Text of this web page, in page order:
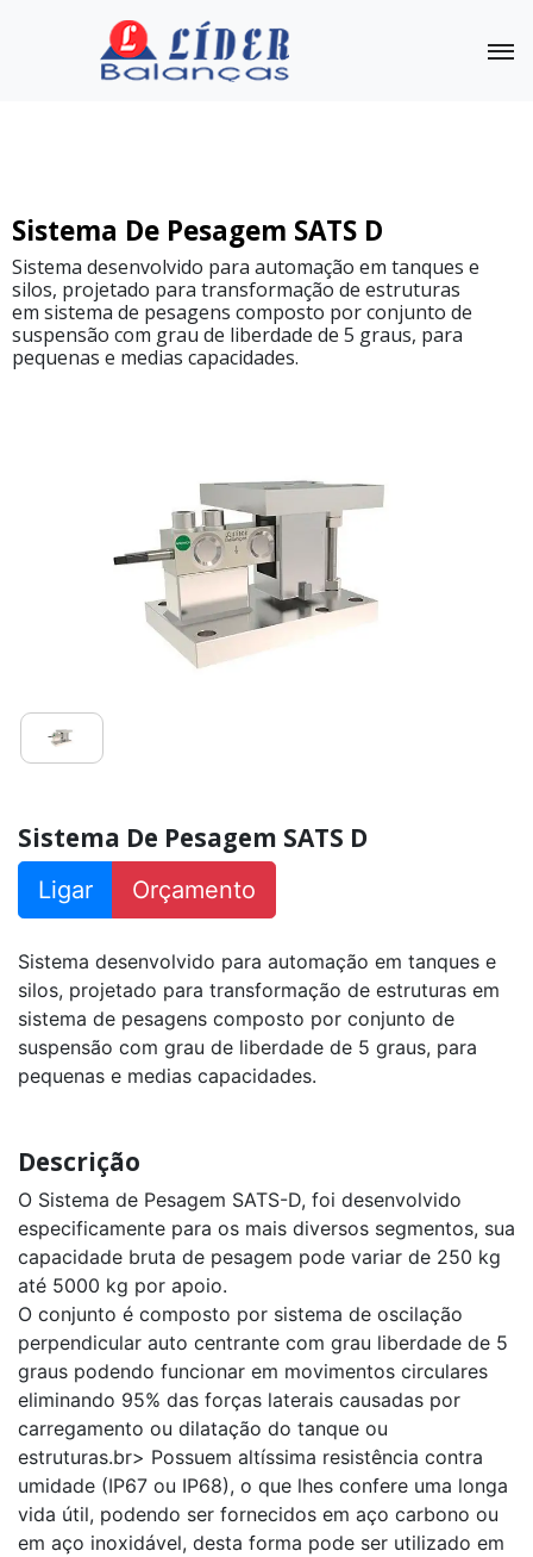
Sistema De Pesagem SATS D
Sistema desenvolvido para automação em tanques e
silos, projetado para transformação de estruturas
em sistema de pesagens composto por conjunto de
suspensão com grau de liberdade de 5 graus, para
pequenas e medias capacidades.
Sistema De Pesagem SATS D
Ligar Orçamento
Sistema desenvolvido para automação em tanques e
silos, projetado para transformação de estruturas em
sistema de pesagens composto por conjunto de
suspensão com grau de liberdade de 5 graus, para
pequenas e medias capacidades.
Descrição
O Sistema de Pesagem SATS-D, foi desenvolvido
especificamente para os mais diversos segmentos, sua
capacidade bruta de pesagem pode variar de 250 kg
até 5000 kg por apoio.
O conjunto é composto por sistema de oscilação
perpendicular auto centrante com grau liberdade de 5
graus podendo funcionar em movimentos circulares
eliminando 95% das forças laterais causadas por
carregamento ou dilatação do tanque ou
estruturas.br> Possuem altíssima resistência contra
umidade (IP67 ou IP68), o que lhes confere uma longa
vida útil, podendo ser fornecidos em aço carbono ou
em aço inoxidável, desta forma pode ser utilizado em
Linha
Completa
Sistema
De
Pesagem
SATS
E
Pesagem
P
Sistema
H
Sistema
De
Pesagem
Sistema
De
Pesagem
SATS
G
Pesagem
SAT’S
B